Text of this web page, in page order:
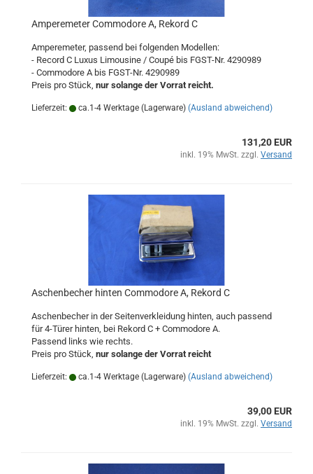
Amperemeter Commodore A, Rekord C
Amperemeter, passend bei folgenden Modellen:
- Record C Luxus Limousine / Coupé bis FGST-Nr. 4290989
- Commodore A bis FGST-Nr. 4290989
Preis pro Stück, nur solange der Vorrat reicht.
Lieferzeit: ca.1-4 Werktage (Lagerware) (Ausland abweichend)
131,20 EUR
inkl. 19% MwSt. zzgl. Versand
Aschenbecher hinten Commodore A, Rekord C
Aschenbecher in der Seitenverkleidung hinten, auch passend
für 4-Türer hinten, bei Rekord C + Commodore A.
Passend links wie rechts.
Preis pro Stück, nur solange der Vorrat reicht
Lieferzeit: ca.1-4 Werktage (Lagerware) (Ausland abweichend)
39,00 EUR
inkl. 19% MwSt. zzgl. Versand